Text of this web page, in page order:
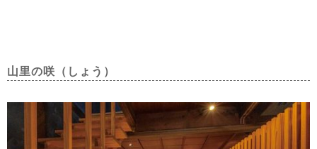
山里の咲（しょう）